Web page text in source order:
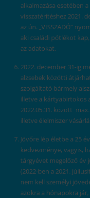
alkalmazása esetében
visszatérítéshez 2021.
az ún. „VISSZADÓ”
aki családi pótlékot
az adatokat.
2022. december 31-ig
alzsebek közötti
szolgáltató bármely
illetve a kártyabirtokos
2022.05.31. között
illetve élelmiszer
Jövőre lép életbe a 25
kedvezménye, vagyis,
tárgyévet megelőző év
(2022-ben a 2021.
nem kell személyi
azokra a hónapokra